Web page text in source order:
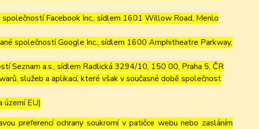
Facebook Inc., sídlem 1601 Willow Road, Menlo
společností Google Inc., sídlem 1600 Amphitheatre Parkway,
Seznam a.s., sídlem Radlická 3294/10, 150 00, Praha 5, ČR
služeb a aplikací, které však v současné době společnost
území EU)
preferencí ochrany soukromí v patičce webu nebo zasláním